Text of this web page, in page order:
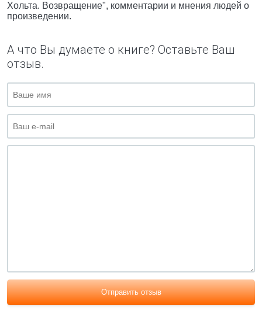
Хольта. Возвращение", комментарии и мнения людей о
произведении.
А что Вы думаете о книге? Оставьте Ваш
отзыв.
Отправить отзыв